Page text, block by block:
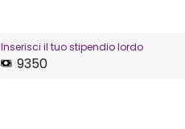
Inserisci il tuo stipendio lordo